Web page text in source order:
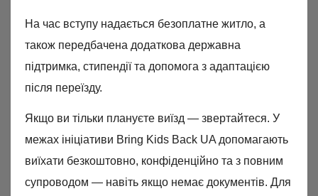
На час вступу надається безоплатне житло, а
також передбачена додаткова державна
підтримка, стипендії та допомога з адаптацією
після переїзду.
Якщо ви тільки плануєте виїзд — звертайтеся. У
межах ініціативи Bring Kids Back UA допомагають
виїхати безкоштовно, конфіденційно та з повним
супроводом — навіть якщо немає документів. Для